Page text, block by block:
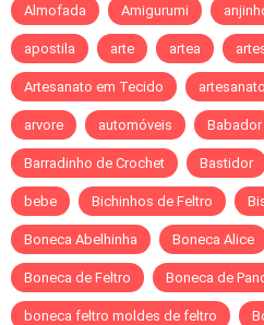
Almofada Amigurumi
apostila arte artea
Artesanato em Tecido
arvore automóveis Babador
Barradinho de Crochet Bastidor
bebe Bichinhos de Feltro
Boneca Abelhinha Boneca Alice
Boneca de Feltro Boneca de
boneca feltro moldes de feltro